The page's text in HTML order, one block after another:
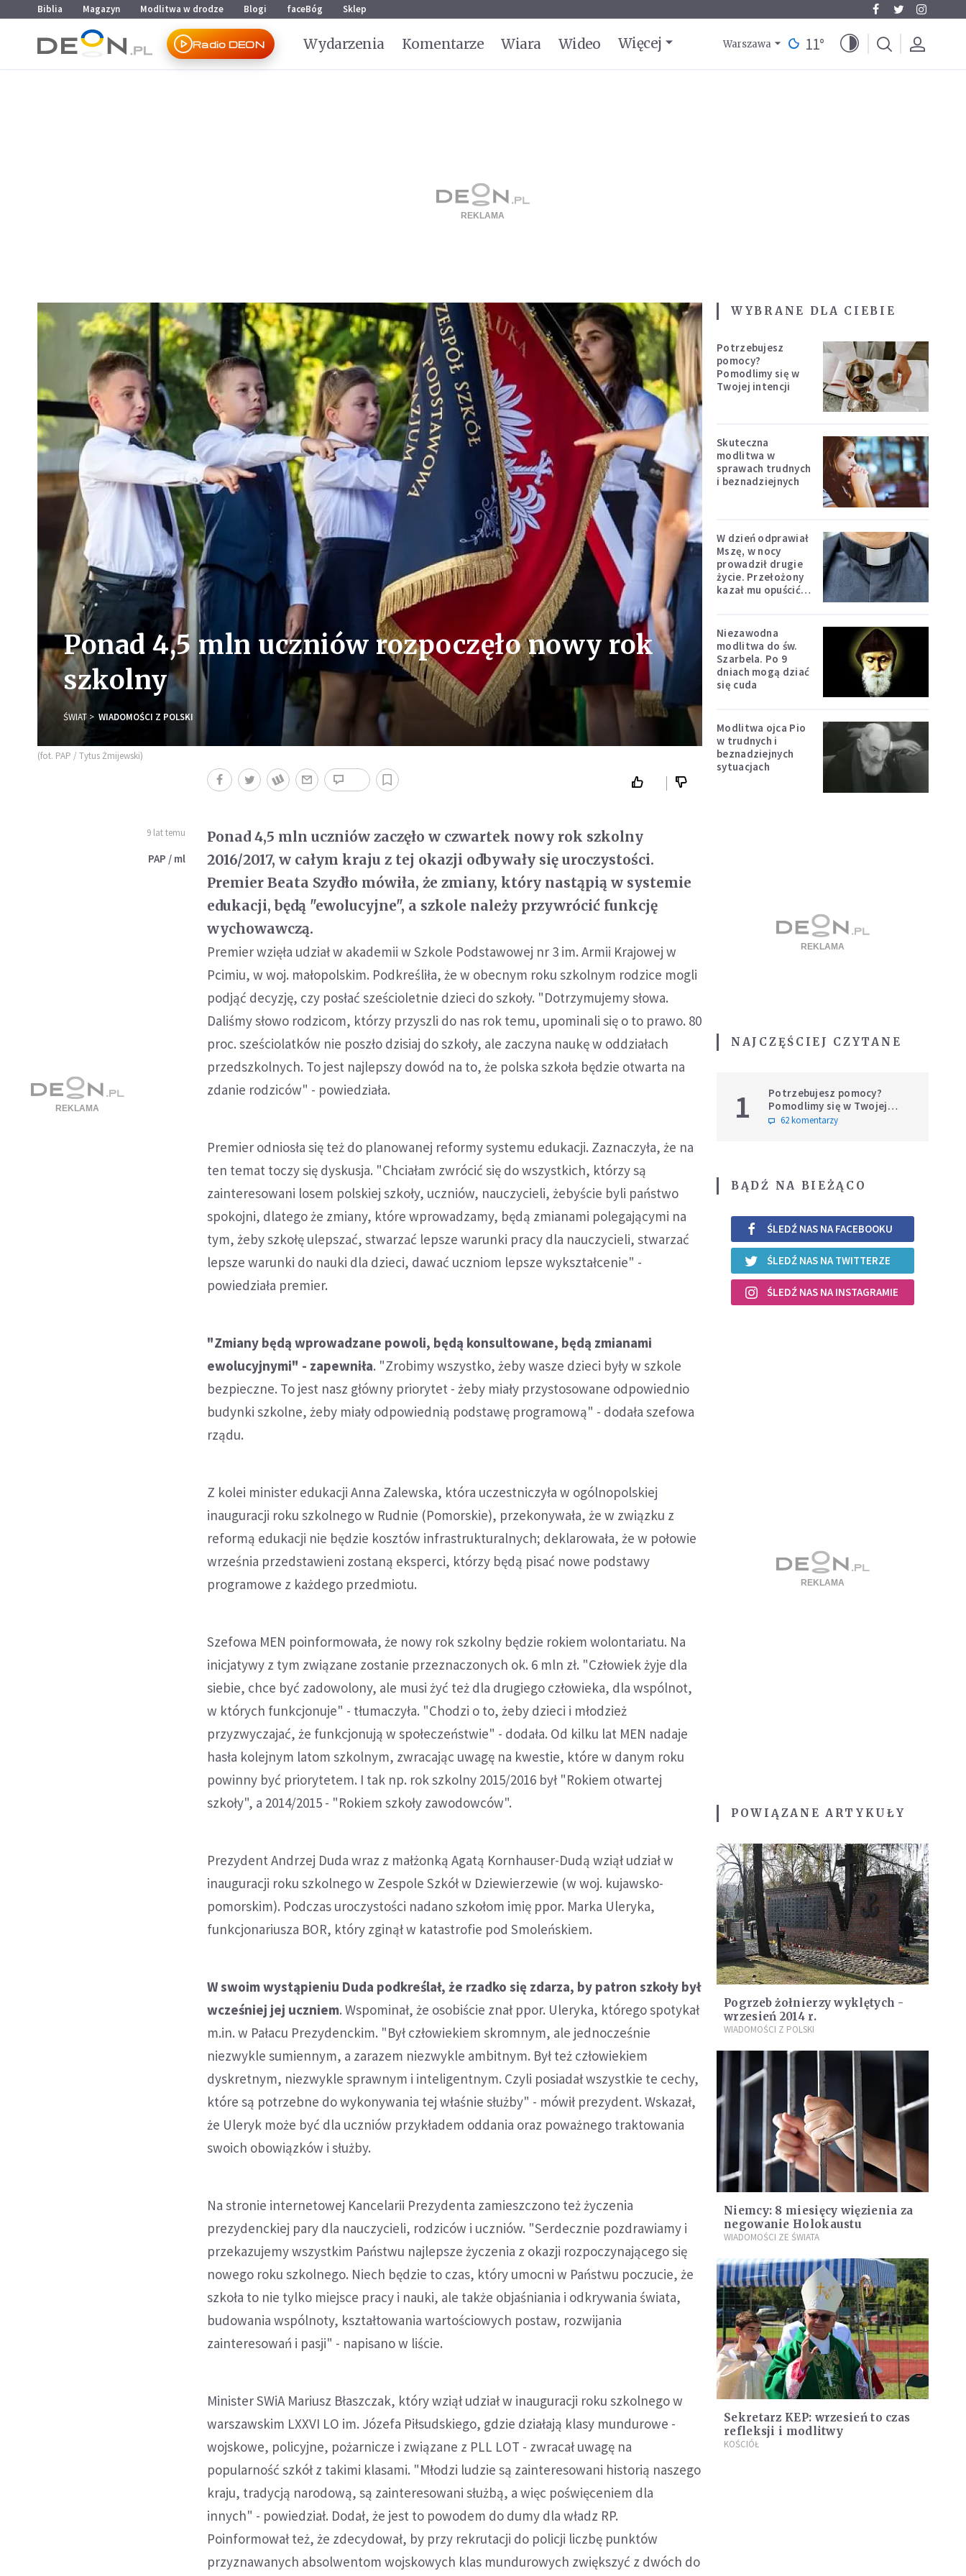
Przejdź do menu głównego
Przejdź do treści
Biblia Magazyn Modlitwa w drodze Blogi faceBóg Sklep
Radio DEON Wydarzenia Komentarze Wiara Wideo Więcej Warszawa 11°
Ponad 4,5 mln uczniów rozpoczęło nowy rok
szkolny
ŚWIAT WIADOMOŚCI Z POLSKI
(fot. PAP / Tytus Żmijewski)
9 lat temu
PAP / ml
Ponad 4,5 mln uczniów zaczęło w czwartek nowy rok szkolny
2016/2017, w całym kraju z tej okazji odbywały się uroczystości.
Premier Beata Szydło mówiła, że zmiany, który nastąpią w systemie
edukacji, będą "ewolucyjne", a szkole należy przywrócić funkcję
wychowawczą.
Premier wzięła udział w akademii w Szkole Podstawowej nr 3 im. Armii Krajowej w
Pcimiu, w woj. małopolskim. Podkreśliła, że w obecnym roku szkolnym rodzice mogli
podjąć decyzję, czy posłać sześcioletnie dzieci do szkoły. "Dotrzymujemy słowa.
Daliśmy słowo rodzicom, którzy przyszli do nas rok temu, upominali się o to prawo. 80
proc. sześciolatków nie poszło dzisiaj do szkoły, ale zaczyna naukę w oddziałach
przedszkolnych. To jest najlepszy dowód na to, że polska szkoła będzie otwarta na
zdanie rodziców" - powiedziała.
Premier odniosła się też do planowanej reformy systemu edukacji. Zaznaczyła, że na
ten temat toczy się dyskusja. "Chciałam zwrócić się do wszystkich, którzy są
zainteresowani losem polskiej szkoły, uczniów, nauczycieli, żebyście byli państwo
spokojni, dlatego że zmiany, które wprowadzamy, będą zmianami polegającymi na
tym, żeby szkołę ulepszać, stwarzać lepsze warunki pracy dla nauczycieli, stwarzać
lepsze warunki do nauki dla dzieci, dawać uczniom lepsze wykształcenie" -
powiedziała premier.
"Zmiany będą wprowadzane powoli, będą konsultowane, będą zmianami
ewolucyjnymi" - zapewniła. "Zrobimy wszystko, żeby wasze dzieci były w szkole
bezpieczne. To jest nasz główny priorytet - żeby miały przystosowane odpowiednio
budynki szkolne, żeby miały odpowiednią podstawę programową" - dodała szefowa
rządu.
Z kolei minister edukacji Anna Zalewska, która uczestniczyła w ogólnopolskiej
inauguracji roku szkolnego w Rudnie (Pomorskie), przekonywała, że w związku z
reformą edukacji nie będzie kosztów infrastrukturalnych; deklarowała, że w połowie
września przedstawieni zostaną eksperci, którzy będą pisać nowe podstawy
programowe z każdego przedmiotu.
Szefowa MEN poinformowała, że nowy rok szkolny będzie rokiem wolontariatu. Na
inicjatywy z tym związane zostanie przeznaczonych ok. 6 mln zł. "Człowiek żyje dla
siebie, chce być zadowolony, ale musi żyć też dla drugiego człowieka, dla wspólnot,
w których funkcjonuje" - tłumaczyła. "Chodzi o to, żeby dzieci i młodzież
przyzwyczajać, że funkcjonują w społeczeństwie" - dodała. Od kilku lat MEN nadaje
hasła kolejnym latom szkolnym, zwracając uwagę na kwestie, które w danym roku
powinny być priorytetem. I tak np. rok szkolny 2015/2016 był "Rokiem otwartej
szkoły", a 2014/2015 - "Rokiem szkoły zawodowców".
Prezydent Andrzej Duda wraz z małżonką Agatą Kornhauser-Dudą wziął udział w
inauguracji roku szkolnego w Zespole Szkół w Dziewierzewie (w woj. kujawsko-
pomorskim). Podczas uroczystości nadano szkołom imię ppor. Marka Uleryka,
funkcjonariusza BOR, który zginął w katastrofie pod Smoleńskiem.
W swoim wystąpieniu Duda podkreślał, że rzadko się zdarza, by patron szkoły był
wcześniej jej uczniem. Wspominał, że osobiście znał ppor. Uleryka, którego spotykał
m.in. w Pałacu Prezydenckim. "Był człowiekiem skromnym, ale jednocześnie
niezwykle sumiennym, a zarazem niezwykle ambitnym. Był też człowiekiem
dyskretnym, niezwykle sprawnym i inteligentnym. Czyli posiadał wszystkie te cechy,
które są potrzebne do wykonywania tej właśnie służby" - mówił prezydent. Wskazał,
że Uleryk może być dla uczniów przykładem oddania oraz poważnego traktowania
swoich obowiązków i służby.
Na stronie internetowej Kancelarii Prezydenta zamieszczono też życzenia
prezydenckiej pary dla nauczycieli, rodziców i uczniów. "Serdecznie pozdrawiamy i
przekazujemy wszystkim Państwu najlepsze życzenia z okazji rozpoczynającego się
nowego roku szkolnego. Niech będzie to czas, który umocni w Państwu poczucie, że
szkoła to nie tylko miejsce pracy i nauki, ale także objaśniania i odkrywania świata,
budowania wspólnoty, kształtowania wartościowych postaw, rozwijania
zainteresowań i pasji" - napisano w liście.
Minister SWiA Mariusz Błaszczak, który wziął udział w inauguracji roku szkolnego w
warszawskim LXXVI LO im. Józefa Piłsudskiego, gdzie działają klasy mundurowe -
wojskowe, policyjne, pożarnicze i związane z PLL LOT - zwracał uwagę na
popularność szkół z takimi klasami. "Młodzi ludzie są zainteresowani historią naszego
kraju, tradycją narodową, są zainteresowani służbą, a więc poświęceniem dla
innych" - powiedział. Dodał, że jest to powodem do dumy dla władz RP.
Poinformował też, że zdecydował, by przy rekrutacji do policji liczbę punktów
przyznawanych absolwentom wojskowych klas mundurowych zwiększyć z dwóch do
WYBRANE DLA CIEBIE
Potrzebujesz
pomocy?
Pomodlimy się w
Twojej intencji
Skuteczna
modlitwa w
sprawach trudnych
i beznadziejnych
W dzień odprawiał
Mszę, w nocy
prowadził drugie
życie. Przełożony
kazał mu opuścić
Niezawodna
modlitwa do św.
Szarbela. Po 9
dniach mogą dziać
się cuda
Modlitwa ojca Pio
w trudnych i
beznadziejnych
sytuacjach
NAJCZĘŚCIEJ CZYTANE
1
Potrzebujesz pomocy?
Pomodlimy się w Twojej
intencji
62 komentarzy
BĄDŹ NA BIEŻĄCO
ŚLEDŹ NAS NA FACEBOOKU
ŚLEDŹ NAS NA TWITTERZE
ŚLEDŹ NAS NA INSTAGRAMIE
POWIĄZANE ARTYKUŁY
Pogrzeb żołnierzy wyklętych -
wrzesień 2014 r.
WIADOMOŚCI Z POLSKI
Niemcy: 8 miesięcy więzienia za
negowanie Holokaustu
WIADOMOŚCI ZE ŚWIATA
Sekretarz KEP: wrzesień to czas
refleksji i modlitwy
KOŚCIÓŁ